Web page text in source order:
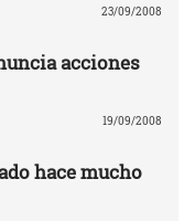
23/09/2008
acciones
19/09/2008
hace mucho